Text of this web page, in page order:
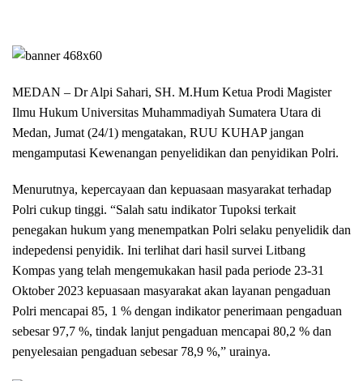
MEDAN – Dr Alpi Sahari, SH. M.Hum Ketua Prodi Magister
Ilmu Hukum Universitas Muhammadiyah Sumatera Utara di
Medan, Jumat (24/1) mengatakan, RUU KUHAP jangan
mengamputasi Kewenangan penyelidikan dan penyidikan Polri.
Menurutnya, kepercayaan dan kepuasaan masyarakat terhadap
Polri cukup tinggi. “Salah satu indikator Tupoksi terkait
penegakan hukum yang menempatkan Polri selaku penyelidik dan
indepedensi penyidik. Ini terlihat dari hasil survei Litbang
Kompas yang telah mengemukakan hasil pada periode 23-31
Oktober 2023 kepuasaan masyarakat akan layanan pengaduan
Polri mencapai 85, 1 % dengan indikator penerimaan pengaduan
sebesar 97,7 %, tindak lanjut pengaduan mencapai 80,2 % dan
penyelesaian pengaduan sebesar 78,9 %,” urainya.